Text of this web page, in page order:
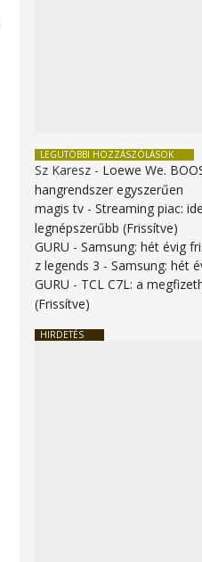
LEGUTÓBBI HOZZÁSZÓLÁSOK
Sz Karesz - Loewe We.
hangrendszer egyszerűen
magis tv -Streaming piac:
legnépszerűbb (Frissítve)
GURU -Samsung: hét évig
z legends 3 -Samsung: hét
GURU - TCL C7L: a
(Frissítve)
HIRDETÉS